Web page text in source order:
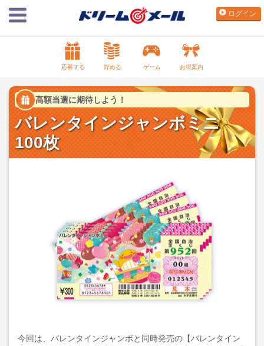
ログイン
応募する 貯める ゲーム お得案内
高額当選に期待しよう！
バレンタインジャンボミニ
100枚
今回は、バレンタインジャンボと同時発売の【バレンタイン